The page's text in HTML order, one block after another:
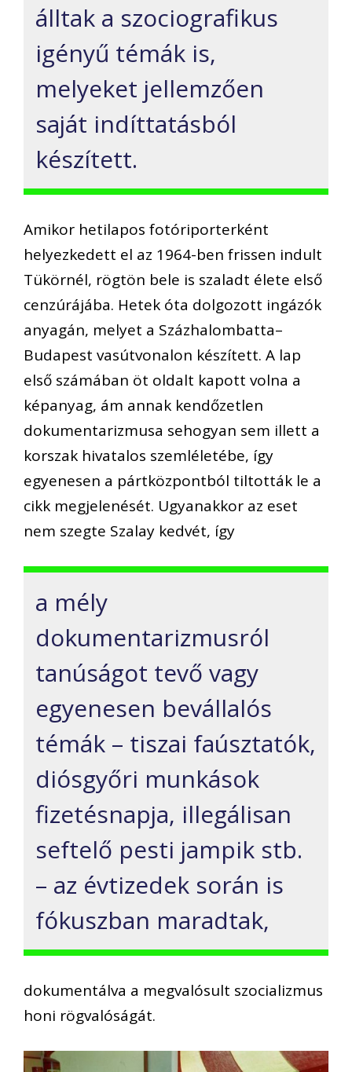
álltak a szociografikus
igényű témák is,
melyeket jellemzően
saját indíttatásból
készített.
Amikor hetilapos fotóriporterként
helyezkedett el az 1964-ben frissen indult
Tükörnél, rögtön bele is szaladt élete első
cenzúrájába. Hetek óta dolgozott ingázók
anyagán, melyet a Százhalombatta–
Budapest vasútvonalon készített. A lap
első számában öt oldalt kapott volna a
képanyag, ám annak kendőzetlen
dokumentarizmusa sehogyan sem illett a
korszak hivatalos szemléletébe, így
egyenesen a pártközpontból tiltották le a
cikk megjelenését. Ugyanakkor az eset
nem szegte Szalay kedvét, így
a mély
dokumentarizmusról
tanúságot tevő vagy
egyenesen bevállalós
témák – tiszai faúsztatók,
diósgyőri munkások
fizetésnapja, illegálisan
seftelő pesti jampik stb.
– az évtizedek során is
fókuszban maradtak,
dokumentálva a megvalósult szocializmus
honi rögvalóságát.